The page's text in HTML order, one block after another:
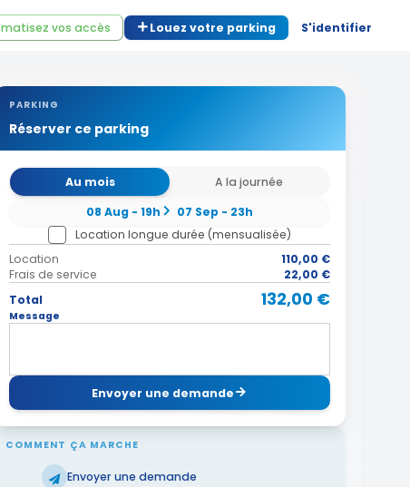
vos accès Louez votre parking S'identifier
PARKING
Réserver ce parking
Au mois
A la journée
08 Aug - 19h
07 Sep - 23h
Location longue durée (mensualisée)
Location
110,00 €
Frais de service
22,00 €
Total
132,00 €
Message
Envoyer une demande
COMMENT ÇA MARCHE
Envoyer une demande